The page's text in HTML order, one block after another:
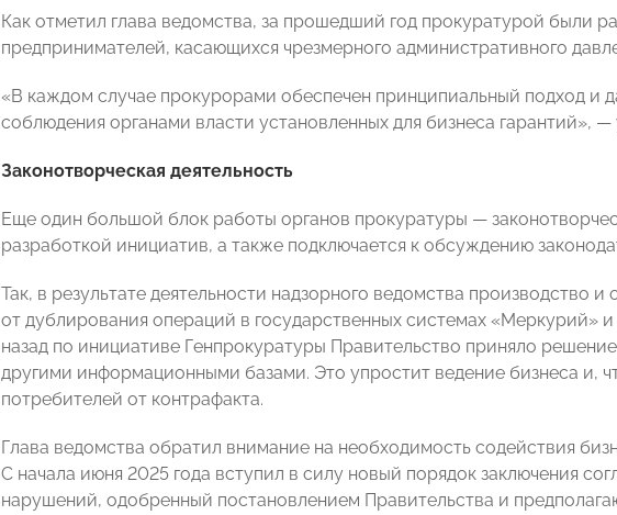
Как отметил глава ведомства, за прошедший год прокуратурой были
предпринимателей, касающихся чрезмерного административного
«В каждом случае прокурорами обеспечен принципиальный подход и
соблюдения органами власти установленных для бизнеса гарантий», —
Законотворческая деятельность
Еще один большой блок работы органов прокуратуры —
разработкой инициатив, а также подключается к обсуждению
Так, в результате деятельности надзорного ведомства
от дублирования операций в государственных системах «Меркурий»
назад по инициативе Генпрокуратуры Правительство приняло
другими информационными базами. Это упростит ведение бизнеса и,
потребителей от контрафакта.
Глава ведомства обратил внимание на необходимость содействия
С начала июня 2025 года вступил в силу новый порядок заключения
нарушений, одобренный постановлением Правительства и